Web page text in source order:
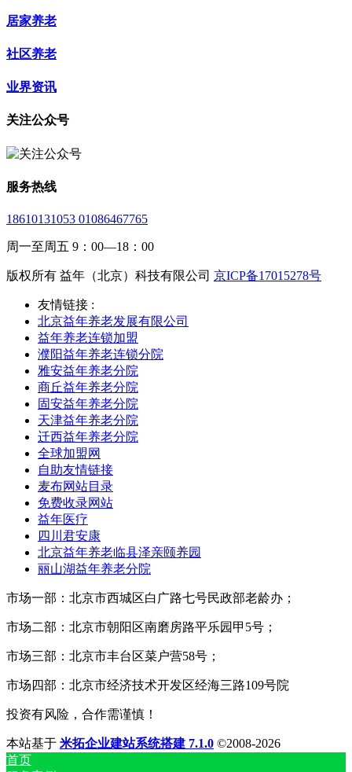
居家养老
社区养老
业界资讯
关注公众号
服务热线
18610131053 01086467765
周一至周五 9：00—18：00
版权所有 益年（北京）科技有限公司 京ICP备17015278号
友情链接 :
北京益年养老发展有限公司
益年养老连锁加盟
濮阳益年养老连锁分院
雅安益年养老分院
商丘益年养老分院
固安益年养老分院
天津益年养老分院
迁西益年养老分院
全球加盟网
自助友情链接
麦布网站目录
免费收录网站
益年医疗
四川君安康
北京益年养老临县泽亲颐养园
丽山湖益年养老分院
市场一部：北京市西城区白广路七号民政部老龄办；
市场二部：北京市朝阳区南磨房路平乐园甲5号；
市场三部：北京市丰台区菜户营58号；
市场四部：北京市经济技术开发区经海三路109号院
投资有风险，合作需谨慎！
本站基于 米拓企业建站系统搭建 7.1.0 ©2008-2026
首页